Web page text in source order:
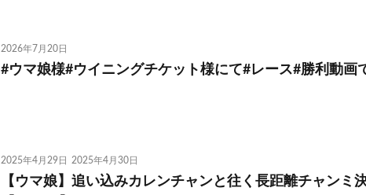
2026年7月20日
#ウマ娘様#ウイニングチケット様にて#レース#勝利動
2025年4月29日 2025年4月30日
【ウマ娘】追い込みカレンチャンと往く長距離チャンミ